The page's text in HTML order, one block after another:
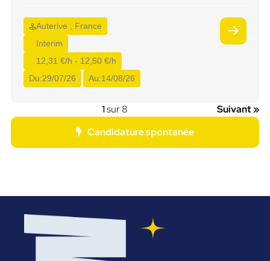
Auterive , France
Interim
12,31 €/h - 12,50 €/h
Du:29/07/26 Au:14/08/26
1sur 8
Suivant »
Candidature spontanée